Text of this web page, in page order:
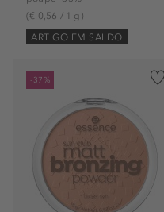
(€ 0,56 / 1 g)
ARTIGO EM SALDO
-37%